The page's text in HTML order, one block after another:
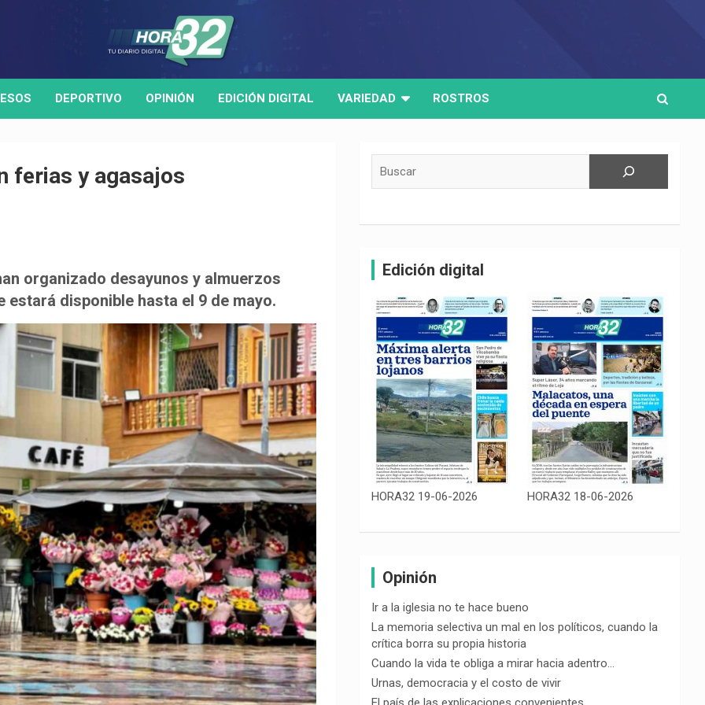
DEPORTIVO OPINIÓN EDICIÓN DIGITAL VARIEDAD ROSTROS
ferias y agasajos
organizado desayunos y almuerzos
estará disponible hasta el 9 de mayo.
Edición digital
HORA32 19-06-2026 HORA32 18-06-2026
Opinión
Ir a la iglesia no te hace bueno
La memoria selectiva un mal en los políticos, cuando la
crítica borra su propia historia
Cuando la vida te obliga a mirar hacia adentro…
Urnas, democracia y el costo de vivir